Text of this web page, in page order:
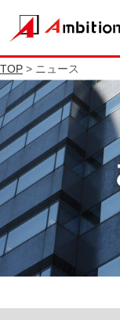
TOP > ニュース